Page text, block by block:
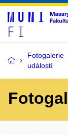
Fotogalerie
událostí